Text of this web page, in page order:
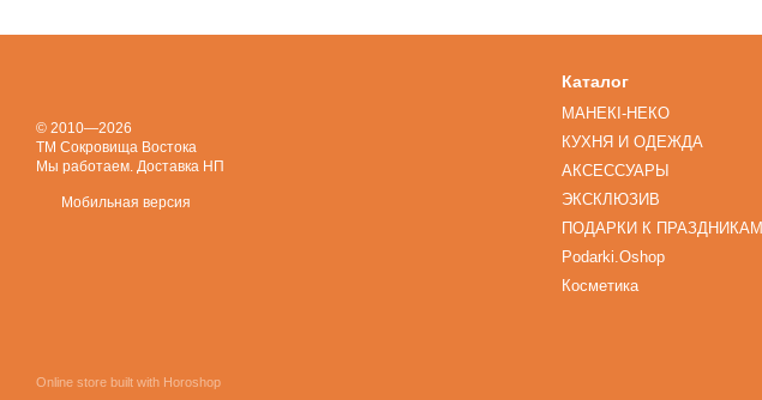
© 2010—2026
ТМ Сокровища Востока
Мы работаем. Доставка НП
Мобильная версия
Online store built with Horoshop
Каталог
МАНЕКІ-НЕКО
КУХНЯ И ОДЕЖДА
АКСЕССУАРЫ
ЭКСКЛЮЗИВ
ПОДАРКИ К ПРАЗДНИКАМ
Podarki.Oshop
Косметика